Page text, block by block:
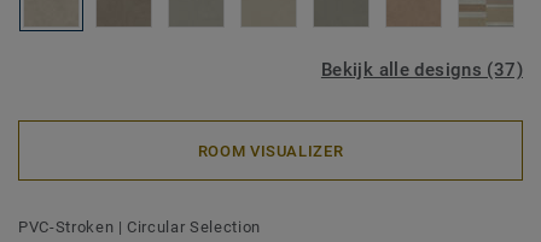
Bekijk alle designs (37)
ROOM VISUALIZER
PVC-Stroken | Circular Selection